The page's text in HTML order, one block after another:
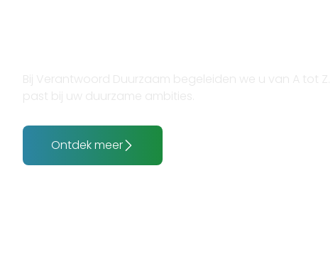
Bij Verantwoord Duurzaam begeleiden we u van A tot
past bij uw duurzame ambities.
Ontdek meer